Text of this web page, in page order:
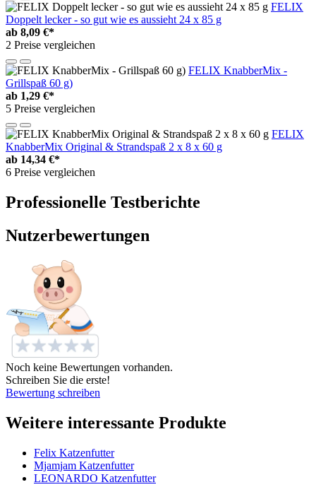
FELIX
Doppelt lecker - so gut wie es aussieht 24 x 85 g
ab 8,09 €*
2 Preise vergleichen
FELIX KnabberMix -
Grillspaß 60 g)
ab 1,29 €*
5 Preise vergleichen
FELIX
KnabberMix Original & Strandspaß 2 x 8 x 60 g
ab 14,34 €*
6 Preise vergleichen
Professionelle Testberichte
Nutzerbewertungen
Noch keine Bewertungen vorhanden.
Schreiben Sie die erste!
Bewertung schreiben
Weitere interessante Produkte
Felix Katzenfutter
Mjamjam Katzenfutter
LEONARDO Katzenfutter